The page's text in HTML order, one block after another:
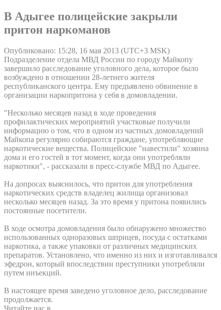
В Адыгее полицейские закрыли
притон наркоманов
Опубликовано: 15:28, 16 мая 2013 (UTC+3 MSK)
Подразделение отдела МВД России по городу Майкопу
завершило расследование уголовного дела, которое было
возбуждено в отношении 28-летнего жителя
республиканского центра. Ему предъявлено обвинение в
организации наркопритона у себя в домовладении.
"Несколько месяцев назад в ходе проведения
профилактических мероприятий участковые получили
информацию о том, что в одном из частных домовладений
Майкопа регулярно собираются граждане, употребляющие
наркотические вещества. Полицейские "навестили" хозяина
дома и его гостей в тот момент, когда они употребляли
наркотики", - рассказали в пресс-службе МВД по Адыгее.
На допросах выяснилось, что притон для употребления
наркотических средств владелец жилища организовал
несколько месяцев назад. За это время у притона появились
постоянные посетители.
В ходе осмотра домовладения было обнаружено множество
использованных одноразовых шприцев, посуда с остатками
наркотика, а также упаковки от различных медицинских
препаратов. Установлено, что именно из них и изготавливался
эфедрон, который впоследствии преступники употребляли
путем инъекций.
В настоящее время заведено уголовное дело, расследование
продолжается.
Читайте нас в